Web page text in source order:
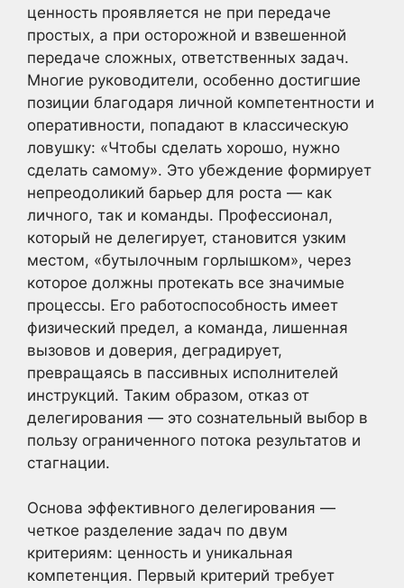
ценность проявляется не при передаче
простых, а при осторожной и взвешенной
передаче сложных, ответственных задач.
Многие руководители, особенно достигшие
позиции благодаря личной компетентности и
оперативности, попадают в классическую
ловушку: «Чтобы сделать хорошо, нужно
сделать самому». Это убеждение формирует
непреодоликий барьер для роста — как
личного, так и команды. Профессионал,
который не делегирует, становится узким
местом, «бутылочным горлышком», через
которое должны протекать все значимые
процессы. Его работоспособность имеет
физический предел, а команда, лишенная
вызовов и доверия, деградирует,
превращаясь в пассивных исполнителей
инструкций. Таким образом, отказ от
делегирования — это сознательный выбор в
пользу ограниченного потока результатов и
стагнации.
Основа эффективного делегирования —
четкое разделение задач по двум
критериям: ценность и уникальная
компетенция. Первый критерий требует